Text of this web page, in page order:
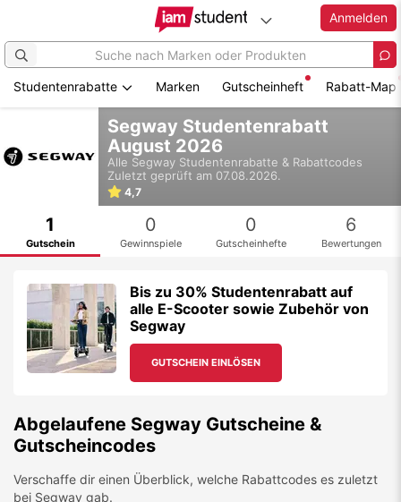
springen
Anmelden
Studentenrabatte Marken Gutscheinheft Rabatt-Map
Segway Studentenrabatt
August 2026
Alle Segway Studentenrabatte & Rabattcodes
Zuletzt geprüft am 07.08.2026.
4,7
1
Gutschein
0
Gewinnspiele
0
Gutscheinhefte
6
Bewertungen
Bis zu 30% Studentenrabatt auf
alle E-Scooter sowie Zubehör von
Segway
GUTSCHEIN EINLÖSEN
Abgelaufene Segway Gutscheine &
Gutscheincodes
Verschaffe dir einen Überblick, welche Rabattcodes es zuletzt
bei Segway gab.